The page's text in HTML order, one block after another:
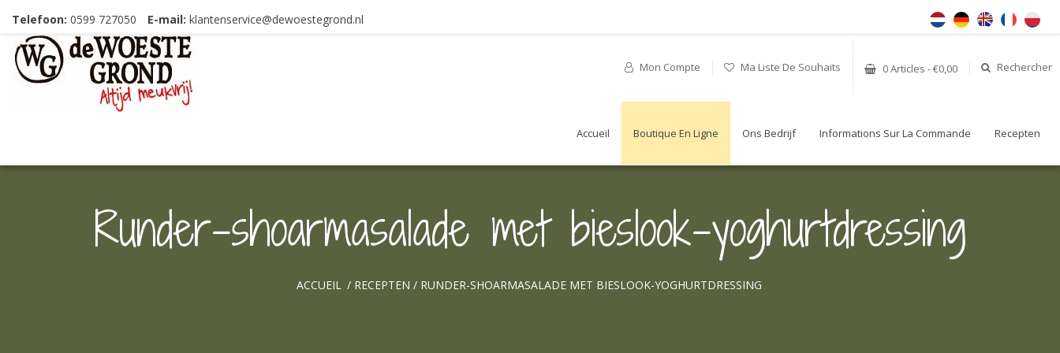
Telefoon: 0599 727050 E-mail: klantenservice@dewoestegrond.nl
Mon Compte Ma Liste De Souhaits 0 Articles - €0,00 Rechercher
Accueil Boutique En Ligne Ons Bedrijf Informations Sur La Commande Recepten
Runder-shoarmasalade met bieslook-yoghurtdressing
ACCUEIL / RECEPTEN / RUNDER-SHOARMASALADE MET BIESLOOK-YOGHURTDRESSING